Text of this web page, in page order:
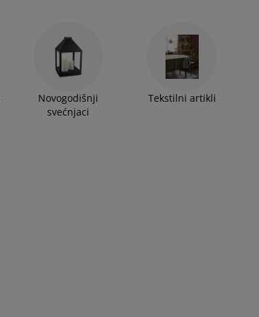
Novogodišnji
svećnjaci
Tekstilni artikli